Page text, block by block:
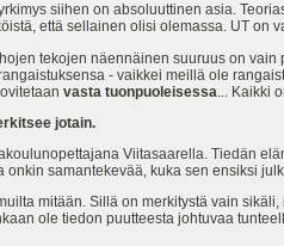
siihen on absoluuttinen asia.
että sellainen olisi olemassa. UT
tekojen näennäinen suuruus on vain
- vaikkei meillä ole
vasta tuonpuoleisessa ... Kaikki
jotain.
Viitasaarella. Tiedän
onkin samantekevää, kuka sen ensiksi
mitään. Sillä on merkitystä vain
ole tiedon puutteesta johtuvaa